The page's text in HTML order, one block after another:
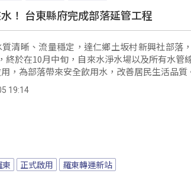
！ 台東縣府完成部落延管工程
清晰、流量穩定，達仁鄉土坂村新興社部落
終於在10月中旬，自來水淨水場以及所有水管
，為部落帶來安全飲用水，改善居民生活品質
19:14
東 正式啟用 羅東轉運新站